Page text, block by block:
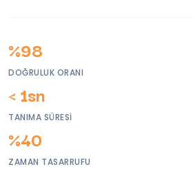
%98
DOĞRULUK ORANI
< 1sn
TANIMA SÜRESI
%40
ZAMAN TASARRUFU